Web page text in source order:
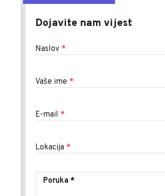
Dojavite nam vijest
Naslov *
Vaše ime *
E-mail *
Lokacija *